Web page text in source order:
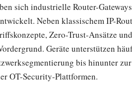
sich industrielle Router-
Neben klassischem IP-
Zero-Trust-Ansätze
Geräte unterstützen
bis hinunter
OT-Security-Plattformen.